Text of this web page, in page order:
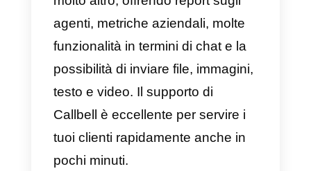
alle tue esigenze.